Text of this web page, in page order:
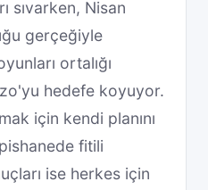
sıvarken, Nisan
gerçeğiyle
ortalığı
hedefe koyuyor.
için kendi planını
fitili
ise herkes için